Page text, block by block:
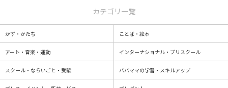
カテゴリ一覧
かず・かたち ことば・絵本
アート・音楽・運動 インターナショナル・プリスクール
スクール・ならいごと・受験 パパママの学習・スキルアップ